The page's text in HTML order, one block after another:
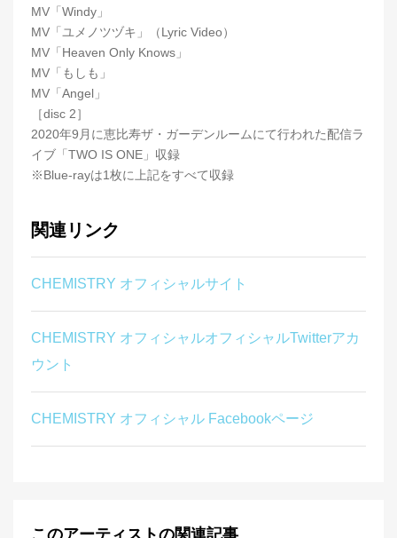
MV「Windy」
MV「ユメノツヅキ」（Lyric Video）
MV「Heaven Only Knows」
MV「もしも」
MV「Angel」
［disc 2］
2020年9月に恵比寿ザ・ガーデンルームにて行われた配信ラ
イブ「TWO IS ONE」収録
※Blue-rayは1枚に上記をすべて収録
関連リンク
CHEMISTRY オフィシャルサイト
CHEMISTRY オフィシャルオフィシャルTwitterアカ
ウント
CHEMISTRY オフィシャル Facebookページ